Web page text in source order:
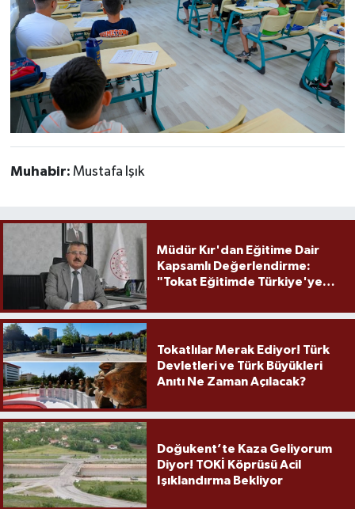
Muhabir: Mustafa Işık
Müdür Kır'dan Eğitime Dair
Kapsamlı Değerlendirme:
"Tokat Eğitimde Türkiye'ye
Tokatlılar Merak Ediyor! Türk
Devletleri ve Türk Büyükleri
Anıtı Ne Zaman Açılacak?
Doğukent’te Kaza Geliyorum
Diyor! TOKİ Köprüsü Acil
Işıklandırma Bekliyor